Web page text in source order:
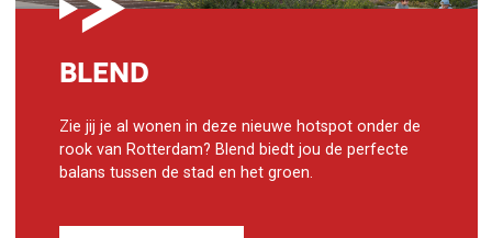
BLEND
Zie jij je al wonen in deze nieuwe hotspot onder de
rook van Rotterdam? Blend biedt jou de perfecte
balans tussen de stad en het groen.